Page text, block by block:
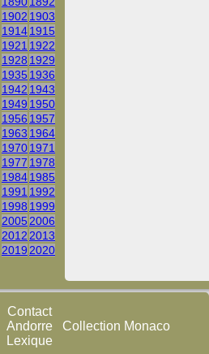
1902 1903
19141915
1921 1922
1928 1929
1935 1936
1942 1943
1949 1950
1956 1957
1963 1964
19701971
1977 1978
19841985
1991 1992
1998 1999
2005 2006
2012 2013
2019 2020
Contact
Andorre
Lexique
Collection Monaco